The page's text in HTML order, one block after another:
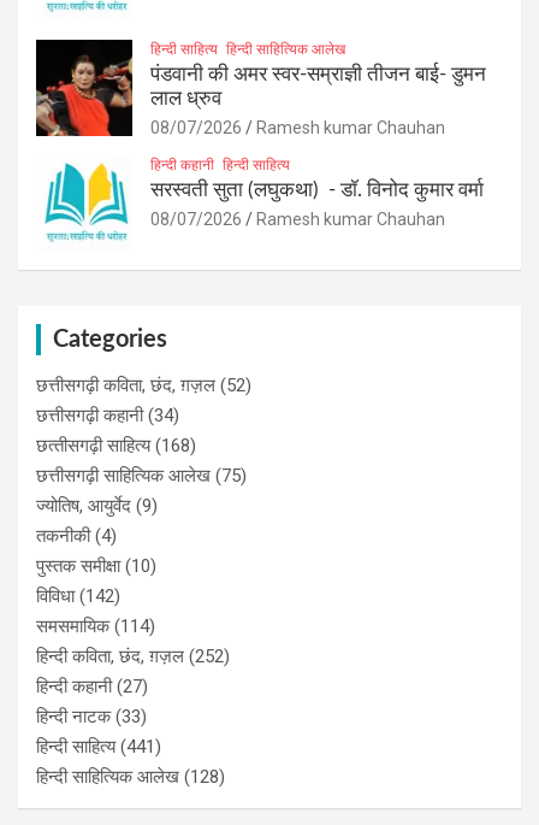
हिन्दी साहित्य हिन्दी साहित्यिक आलेख
पंडवानी की अमर स्वर-सम्राज्ञी तीजन बाई- डुमन
लाल ध्रुव
08/07/2026 Ramesh kumar Chauhan
हिन्दी कहानी हिन्दी साहित्य
सरस्वती सुता (लघुकथा) ​- डॉ. विनोद कुमार वर्मा
08/07/2026 Ramesh kumar Chauhan
Categories
छत्तीसगढ़ी कविता, छंद, ग़ज़ल (52)
छत्तीसगढ़ी कहानी(34)
छत्‍तीसगढ़ी साहित्‍य(168)
छत्तीसगढ़ी साहित्यिक आलेख (75)
ज्योतिष, आयुर्वेद (9)
तकनीकी(4)
पुस्‍तक समीक्षा(10)
विविधा(142)
समसमायिक(114)
हिन्दी कविता, छंद, ग़ज़ल (252)
हिन्दी कहानी(27)
हिन्‍दी नाटक(33)
हिन्दी साहित्य(441)
हिन्दी साहित्यिक आलेख (128)